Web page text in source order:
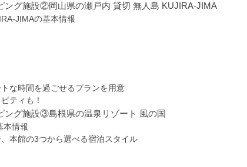
ング施設②岡山県の瀬戸内 貸切 無人島 KUJIRA-JIMA
JIMAの基本情報
な時間を過ごせるプランを用意
ティも！
ング施設③島根県の温泉リゾート 風の国
本情報
本館の3つから選べる宿泊スタイル